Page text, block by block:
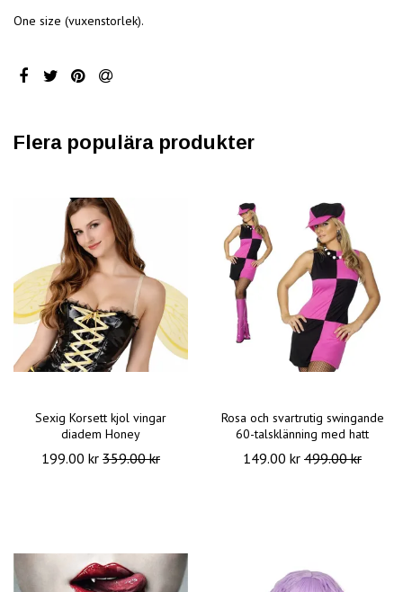
One size (vuxenstorlek).
Flera populära produkter
Sexig Korsett kjol vingar
diadem Honey
199.00 kr 359.00 kr
Rosa och svartrutig swingande
60-talsklänning med hatt
149.00 kr 499.00 kr